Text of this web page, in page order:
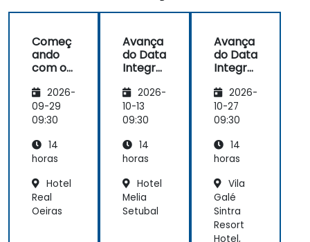
Começ
ando
com o
Studio
2026-
09-29
09:30
14
horas
Hotel
Real
Oeiras
Avança
do Data
Integra
Visualiz
ação
com
Studio
2026-
10-13
09:30
14
horas
Hotel
Melia
Setubal
Avança
do Data
Integra
Visualiz
ação
com
Studio
2026-
10-27
09:30
14
horas
Vila
Galé
Sintra
Resort
Hotel,